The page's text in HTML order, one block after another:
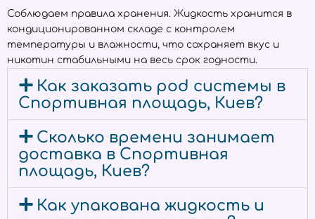
Соблюдаем правила хранения. Жидкость хранится в
кондиционированном складе с контролем
температуры и влажности, что сохраняет вкус и
никотин стабильными на весь срок годности.
Как заказать pod системы в
Спортивная площадь, Киев?
Сколько времени занимает
доставка в Спортивная
площадь, Киев?
Как упакована жидкость и